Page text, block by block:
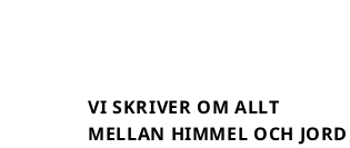
VI SKRIVER OM ALLT
MELLAN HIMMEL OCH JORD